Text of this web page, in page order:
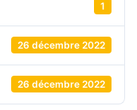
1
26 décembre 2022
26 décembre 2022